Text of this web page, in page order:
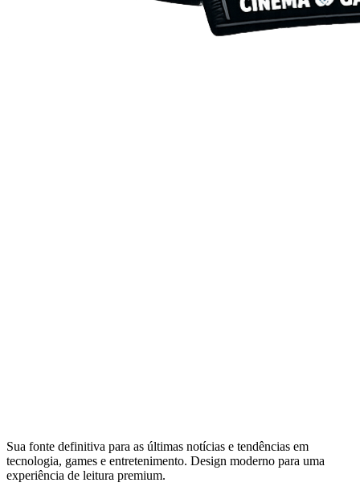
Sua fonte definitiva para as últimas notícias e tendências em
tecnologia, games e entretenimento. Design moderno para uma
experiência de leitura premium.